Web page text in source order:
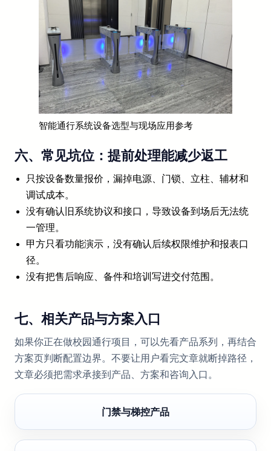
智能通行系统设备选型与现场应用参考
六、常见坑位：提前处理能减少返工
只按设备数量报价，漏掉电源、门锁、立柱、辅材和
调试成本。
没有确认旧系统协议和接口，导致设备到场后无法统
一管理。
甲方只看功能演示，没有确认后续权限维护和报表口
径。
没有把售后响应、备件和培训写进交付范围。
七、相关产品与方案入口
如果你正在做校园通行项目，可以先看产品系列，再结合
方案页判断配置边界。不要让用户看完文章就断掉路径，
文章必须把需求承接到产品、方案和咨询入口。
门禁与梯控产品